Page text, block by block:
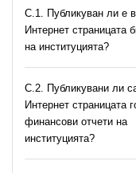
C.1. Публикуван ли е в
Интернет страницата
на институцията?
C.2. Публикувани ли
Интернет страницата
финансови отчети на
институцията?